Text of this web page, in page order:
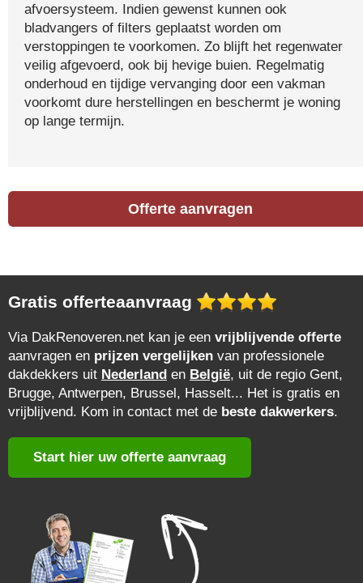
afvoersysteem. Indien gewenst kunnen ook
bladvangers of filters geplaatst worden om
verstoppingen te voorkomen. Zo blijft het regenwater
veilig afgevoerd, ook bij hevige buien. Regelmatig
onderhoud en tijdige vervanging door een vakman
voorkomt dure herstellingen en beschermt je woning
op lange termijn.
Offerte aanvragen
Gratis offerteaanvraag
Via DakRenoveren.net kan je een vrijblijvende offerte
aanvragen en prijzen vergelijken van professionele
dakdekkers uit Nederland en België, uit de regio Gent,
Brugge, Antwerpen, Brussel, Hasselt... Het is gratis en
vrijblijvend. Kom in contact met de beste dakwerkers.
Start hier uw offerte aanvraag